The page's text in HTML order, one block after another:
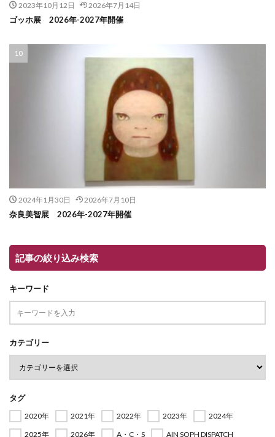
2023年10月12日 2026年7月14日
ゴッホ展 2026年-2027年開催
2024年1月30日 2026年7月10日
奈良美智展 2026年-2027年開催
記事の絞り込み検索
キーワード
カテゴリー
タグ
2020年 2021年 2022年 2023年
2024年
2025年
2026年 A・C・S
AIN SOPH DISPATCH